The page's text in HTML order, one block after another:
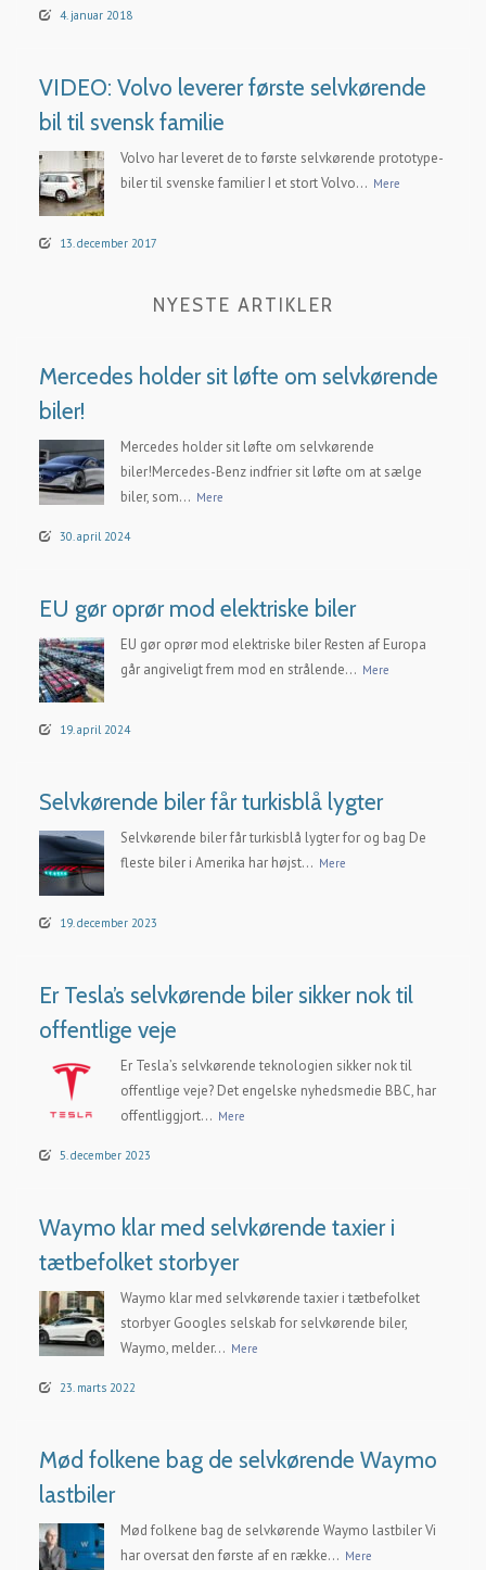
4. januar 2018
VIDEO: Volvo leverer første selvkørende
bil til svensk familie
Volvo har leveret de to første selvkørende prototype-
biler til svenske familier I et stort Volvo... Mere
13. december 2017
NYESTE ARTIKLER
Mercedes holder sit løfte om selvkørende
biler!
Mercedes holder sit løfte om selvkørende
biler!Mercedes-Benz indfrier sit løfte om at sælge
biler, som... Mere
30. april 2024
EU gør oprør mod elektriske biler
EU gør oprør mod elektriske biler Resten af Europa
går angiveligt frem mod en strålende... Mere
19. april 2024
Selvkørende biler får turkisblå lygter
Selvkørende biler får turkisblå lygter for og bag De
fleste biler i Amerika har højst... Mere
19. december 2023
Er Tesla’s selvkørende biler sikker nok til
offentlige veje
Er Tesla’s selvkørende teknologien sikker nok til
offentlige veje? Det engelske nyhedsmedie BBC, har
offentliggjort... Mere
5. december 2023
Waymo klar med selvkørende taxier i
tætbefolket storbyer
Waymo klar med selvkørende taxier i tætbefolket
storbyer Googles selskab for selvkørende biler,
Waymo, melder... Mere
23. marts 2022
Mød folkene bag de selvkørende Waymo
lastbiler
Mød folkene bag de selvkørende Waymo lastbiler Vi
har oversat den første af en række... Mere